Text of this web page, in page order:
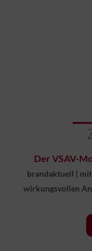
Der VSAV-
brandaktuell |
wirkungsvollen